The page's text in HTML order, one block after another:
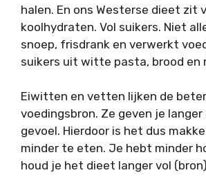
halen. En ons Westerse dieet zit
koolhydraten. Vol suikers. Niet
snoep, frisdrank en verwerkt
suikers uit witte pasta, brood en
Eiwitten en vetten lijken de
voedingsbron. Ze geven je langer
gevoel. Hierdoor is het dus
minder te eten. Je hebt minder
houd je het dieet langer vol